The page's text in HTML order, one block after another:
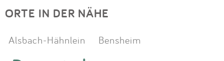
ORTE IN DER NÄHE
Alsbach-Hähnlein Bensheim